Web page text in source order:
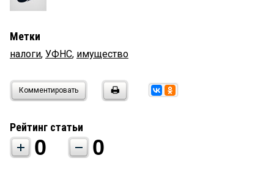
Метки
налоги, УФНС, имущество
Комментировать
Рейтинг статьи
0 0